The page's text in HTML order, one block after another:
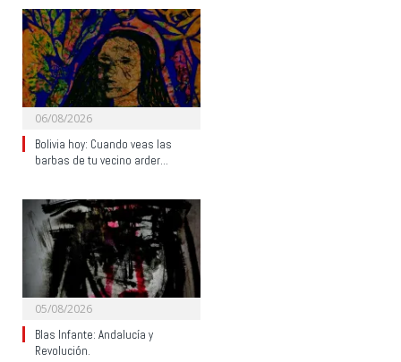
06/08/2026
Bolivia hoy: Cuando veas las
barbas de tu vecino arder…
05/08/2026
Blas Infante: Andalucía y
Revolución.